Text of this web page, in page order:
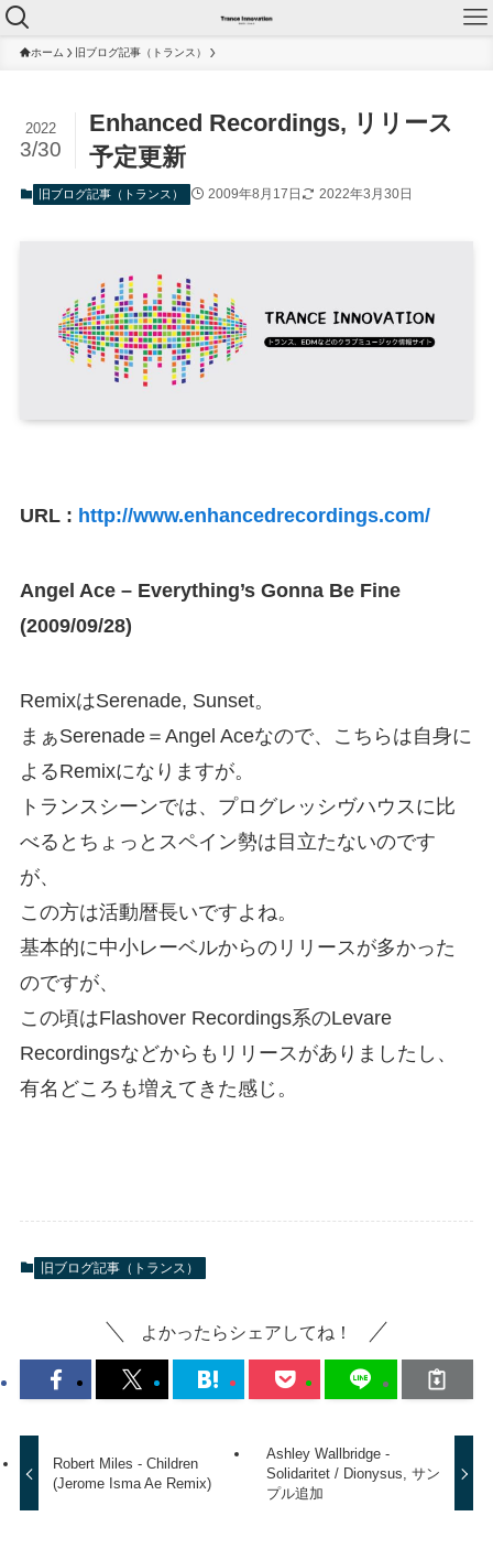
ホーム 旧ブログ記事（トランス）
Enhanced Recordings, リリース
予定更新
2022
3/30
旧ブログ記事（トランス） 2009年8月17日 2022年3月30日
URL : http://www.enhancedrecordings.com/
Angel Ace – Everything’s Gonna Be Fine
(2009/09/28)
RemixはSerenade, Sunset。
まぁSerenade＝Angel Aceなので、こちらは自身に
よるRemixになりますが。
トランスシーンでは、プログレッシヴハウスに比
べるとちょっとスペイン勢は目立たないのです
が、
この方は活動暦長いですよね。
基本的に中小レーベルからのリリースが多かった
のですが、
この頃はFlashover Recordings系のLevare
Recordingsなどからもリリースがありましたし、
有名どころも増えてきた感じ。
旧ブログ記事（トランス）
よかったらシェアしてね！
Robert Miles - Children
(Jerome Isma Ae Remix)
Ashley Wallbridge -
Solidaritet / Dionysus, サン
プル追加